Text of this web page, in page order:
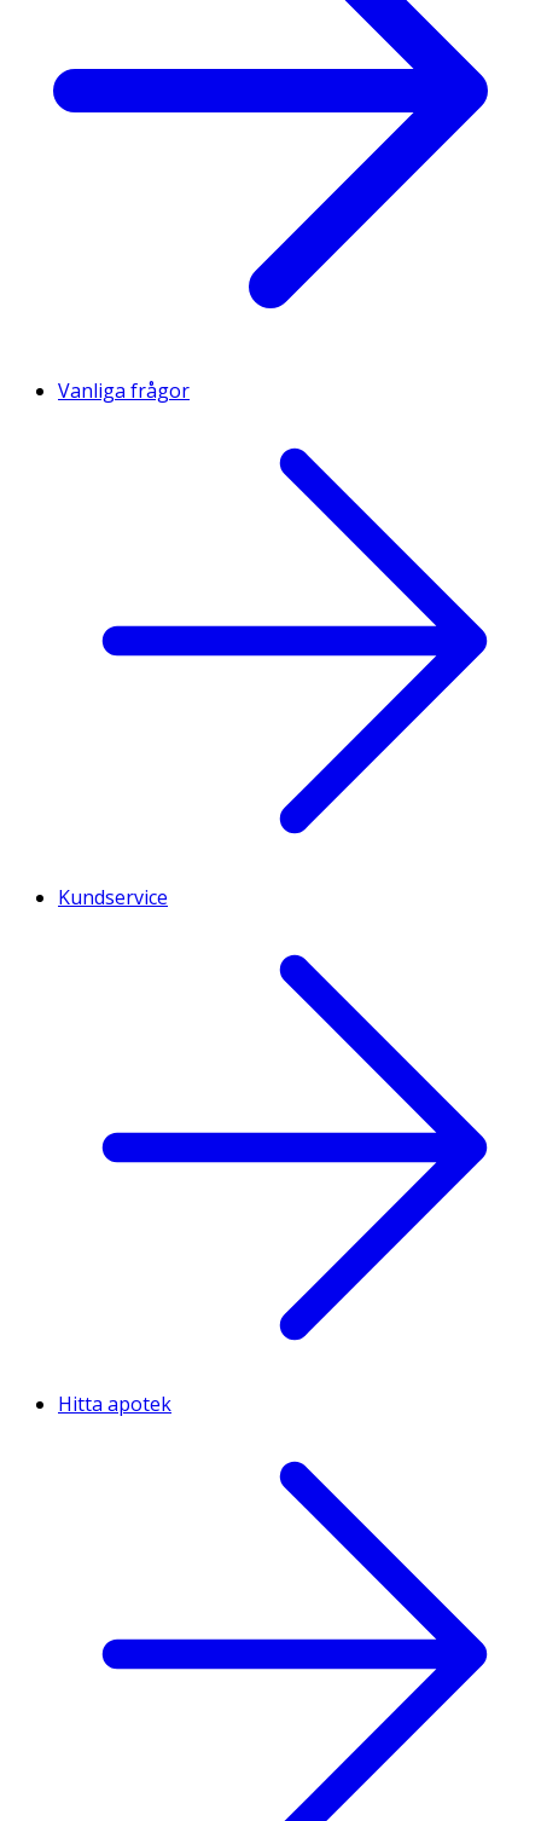
Vanliga frågor
Kundservice
Hitta apotek